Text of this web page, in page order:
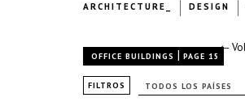
ARCHITECTURE_ DESIGN
←
OFFICE BUILDINGS | PAGE 15
FILTROS TODOS LOS PAÍSES